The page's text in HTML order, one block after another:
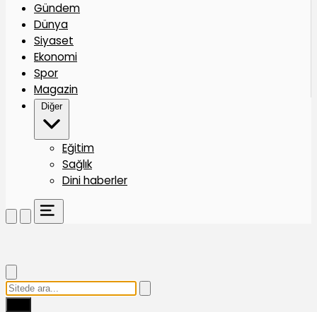
Gündem
Dünya
Siyaset
Ekonomi
Spor
Magazin
Diğer
Eğitim
Sağlık
Dini haberler